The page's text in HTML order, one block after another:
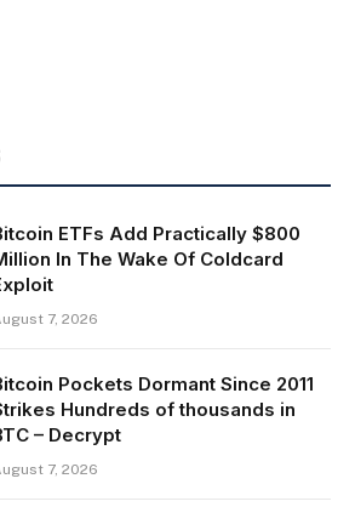
ETFs Add Practically $800
In The Wake Of Coldcard
7, 2026
Pockets Dormant Since 2011
Hundreds of thousands in
– Decrypt
7, 2026